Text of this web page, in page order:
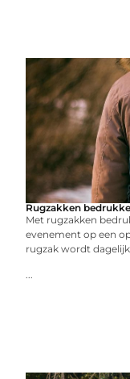
Rugzakken
Met rugzakken
evenement op een
rugzak wordt
...